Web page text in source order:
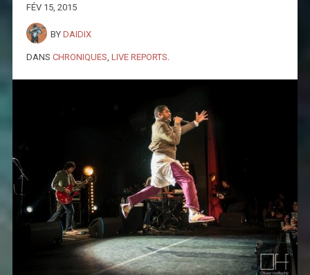
FÉV 15, 2015
BY DAIDIX
DANS CHRONIQUES LIVE REPORTS